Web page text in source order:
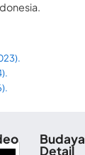
Budaya
Detail